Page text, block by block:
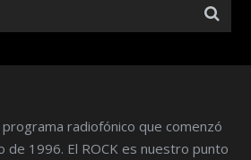
radiofónico que comenzó
de 1996. El ROCK es nuestro punto